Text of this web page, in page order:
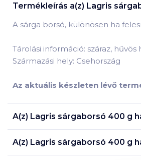
Termékleírás a(z) Lagris
A sárga borsó, különösen ha
Tárolási információ: száraz,
Származási hely: Csehország
Az aktuális készleten lévő
A(z) Lagris sárgaborsó 400 g
A(z) Lagris sárgaborsó 400 g